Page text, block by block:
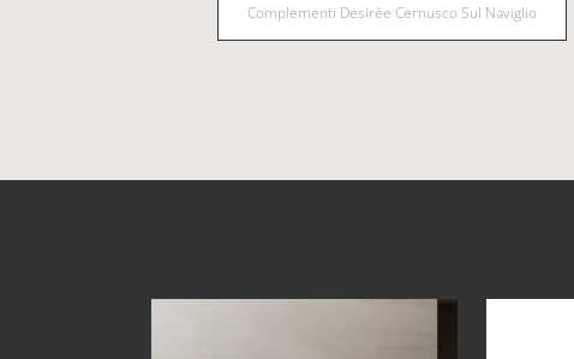
Complementi Desirèe Cernusco Sul Naviglio